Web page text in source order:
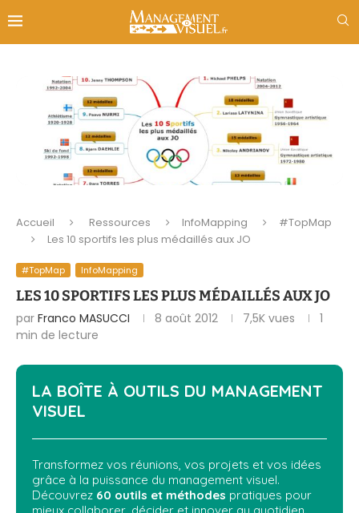
Accueil Ressources InfoMapping
#TopMap
Les 10 sportifs les plus médaillés aux JO
#TopMap InfoMapping
LES 10 SPORTIFS LES PLUS MÉDAILLÉS AUX JO
par Franco MASUCCI 8 août 2012 7,5K vues
1
min de lecture
LA BOÎTE À OUTILS DU MANAGEMENT
VISUEL
Transformez vos réunions, vos projets et vos idées
grâce à la puissance du management visuel.
Découvrez 60 outils et méthodes pratiques pour